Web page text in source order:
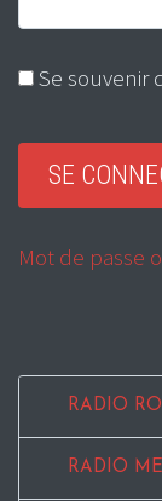
Se souvenir
Mot de passe
RADIO
RADIO